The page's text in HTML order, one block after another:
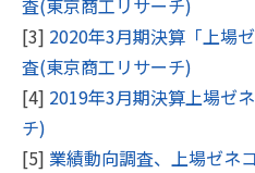
査(東京商工リサーチ)
[3] 2020年3月期決算「上場
査(東京商工リサーチ)
[4] 2019年3月期決算上場ゼ
チ)
[5] 業績動向調査、上場ゼネ